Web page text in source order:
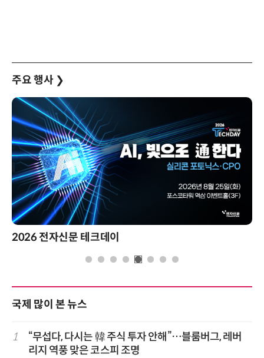
주요 행사 ❯
2026 전자신문 테크데이
국제 많이 본 뉴스
1
“무섭다, 다시는 韓 주식 투자 안해”…블룸버그, 레버
리지 역풍 맞은 코스피 조명